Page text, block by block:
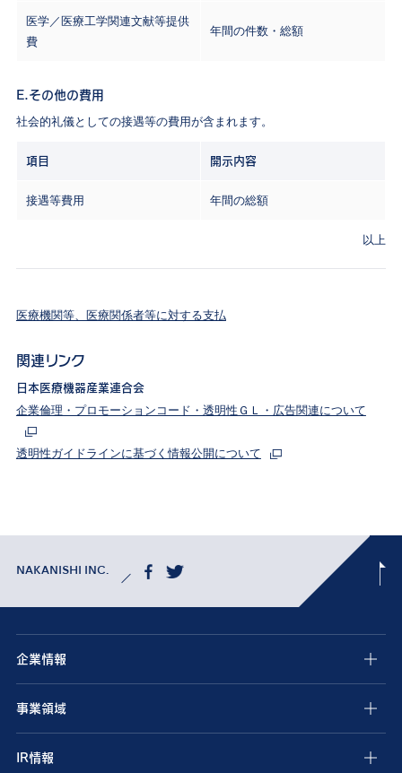
医学／医療工学関連文献等提供
費
年間の件数・総額
E.その他の費用
社会的礼儀としての接遇等の費用が含まれます。
項目 開示内容
接遇等費用 年間の総額
以上
医療機関等、医療関係者等に対する支払
関連リンク
日本医療機器産業連合会
企業倫理・プロモーションコード・透明性ＧＬ・広告関連について
透明性ガイドラインに基づく情報公開について
NAKANISHI INC.
企業情報
事業領域
IR情報